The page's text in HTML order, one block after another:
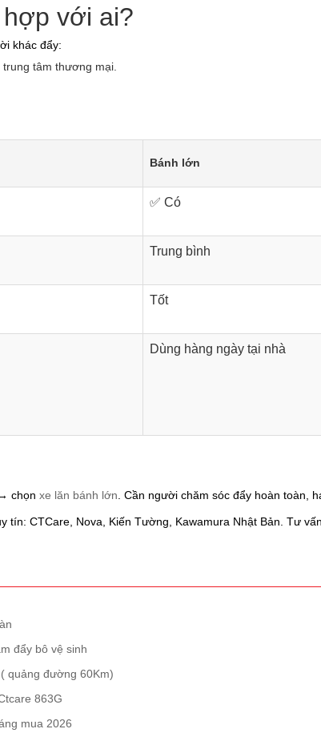
với ai?
khác đẩy:
tâm thương mại.
Bánh lớn
✅ Có
Trung bình
Tốt
Dùng hàng ngày tại nhà
chọn xe lăn bánh lớn. Cần người chăm sóc đẩy hoàn toàn,
tín: CTCare, Nova, Kiến Tường, Kawamura Nhật Bản. Tư
đẩy bô vệ sinh
quảng đường 60Km)
863G
mua 2026